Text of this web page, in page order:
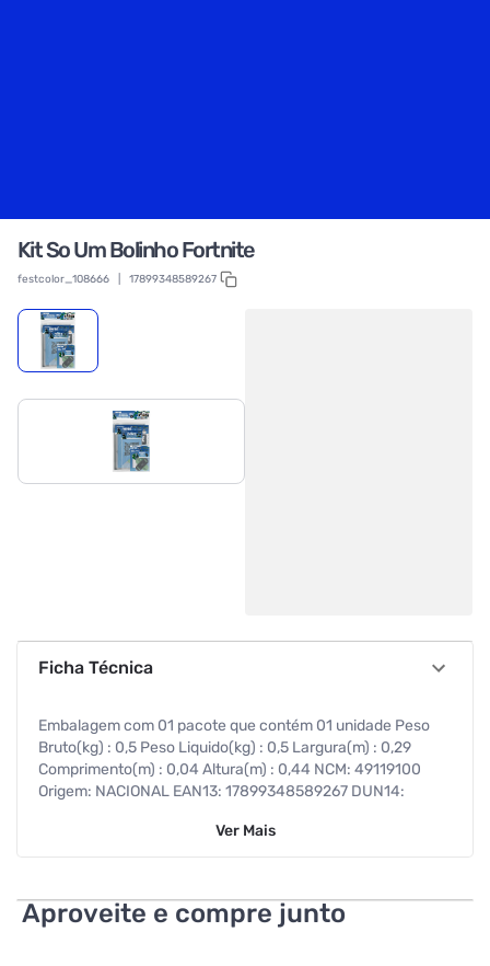
Kit So Um Bolinho Fortnite
festcolor_108666 17899348589267
Ficha Técnica
Embalagem com 01 pacote que contém 01 unidade Peso
Bruto(kg) : 0,5 Peso Liquido(kg) : 0,5 Largura(m) : 0,29
Comprimento(m) : 0,04 Altura(m) : 0,44 NCM: 49119100
Origem: NACIONAL EAN13: 17899348589267 DUN14:
4 Decoracao Mesa, 1 Faixa, 4 Toppers, 40 Porta Forminhas
Ver Mais
Aproveite e compre junto